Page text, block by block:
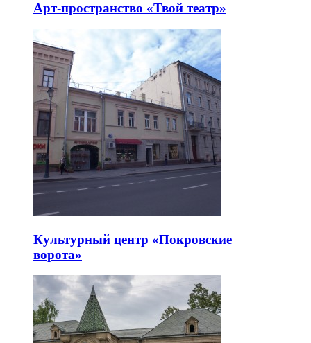
Арт-пространство «Твой театр»
Культурный центр «Покровские
ворота»